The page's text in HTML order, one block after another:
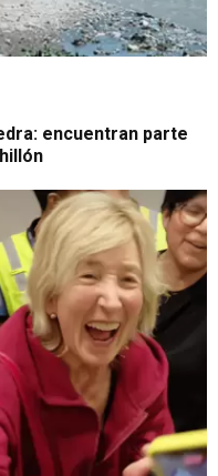
encuentran parte